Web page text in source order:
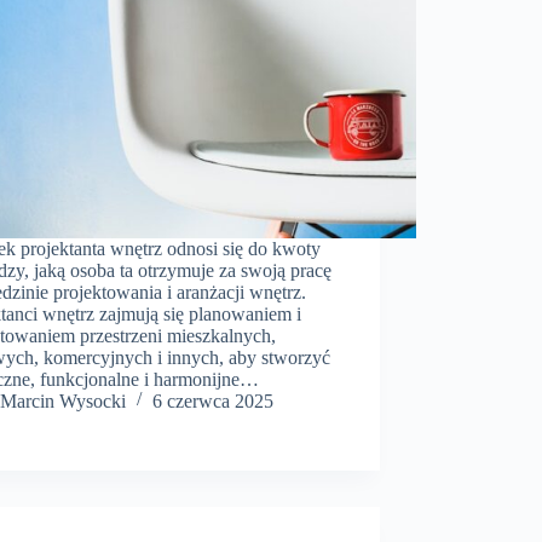
projektanta wnętrz odnosi się do kwoty
jaką osoba ta otrzymuje za swoją pracę
projektowania i aranżacji wnętrz.
wnętrz zajmują się planowaniem i
przestrzeni mieszkalnych,
komercyjnych i innych, aby stworzyć
funkcjonalne i harmonijne…
Marcin Wysocki
6 czerwca 2025